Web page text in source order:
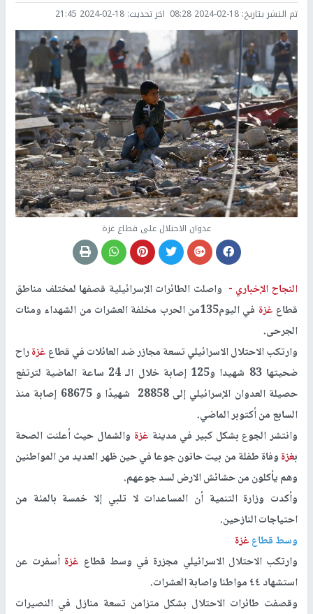
تم النشر بتاريخ: 2024-02-18 08:28 اخر تحديث: 2024-02-18 21:45
عدوان الاحتلال على قطاع غزة
النجاح الإخباري - واصلت الطائرات الإسرائيلية قصفها لمختلف مناطق
قطاع غزة
في اليوم135من الحرب مخلفة العشرات من الشهداء ومئات
الجرحى.
وارتكب الاحتلال الاسرائيلي تسعة مجازر ضد العائلات في قطاعغزةراح
ضحيتها 83 شهيدا و125 إصابة خلال الـ 24 ساعة الماضية لترتفع
حصيلة العدوان الإسرائيلي إلى 28858 شهيدًا و 68675 إصابة منذ
السابع من أكتوبر الماضي.
وانتشر الجوع بشكل كبير في مدينة غزة والشمال حيث أعلنت الصحة
بغزةوفاة طفلة من بيت حانون جوعا في حين ظهر العديد من المواطنين
وهم يأكلون من حشائش الارض لسد جوعهم.
وأكدت وزارة التنمية أن المساعدات لا تلبي إلا خمسة بالمئة من
احتياجات النازحين.
وسط قطاعغزة
وارتكب الاحتلال الاسرائيلي مجزرة في وسط قطاع غزة أسفرت عن
استشهاد ٤٤ مواطنا واصابة العشرات.
وقصفت طائرات الاحتلال بشكل متزامن تسعة منازل في النصيرات